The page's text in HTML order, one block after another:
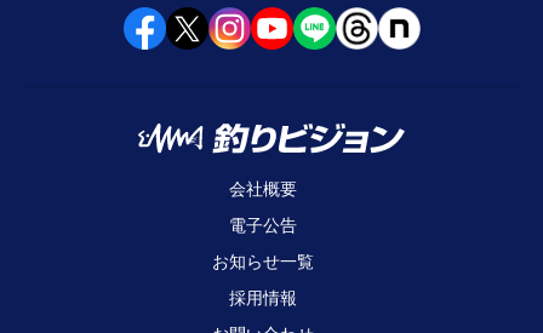
会社概要
電子公告
お知らせ一覧
採用情報